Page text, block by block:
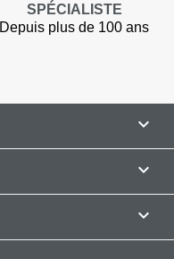
SPÉCIALISTE
Depuis plus de 100 ans


